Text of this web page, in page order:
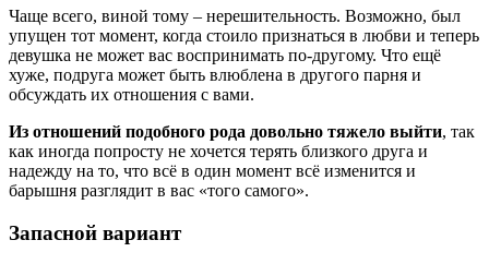
Чаще всего, виной тому – нерешительность. Возможно, был
упущен тот момент, когда стоило признаться в любви и теперь
девушка не может вас воспринимать по-другому. Что ещё
хуже, подруга может быть влюблена в другого парня и
обсуждать их отношения с вами.
Из отношений подобного рода довольно тяжело выйти, так
как иногда попросту не хочется терять близкого друга и
надежду на то, что всё в один момент всё изменится и
барышня разглядит в вас «того самого».
Запасной вариант